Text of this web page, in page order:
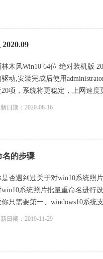
林木风Win10 64位 绝对装机版
驱动,安装完成后使用
20项，系统将更稳定，上网速
日期：2020-08-16
名的步骤
是否遇到过关于对win10系统照
win10系统照片批量重命名进行
你只需要第一、windows10系统
日期：2019-11-29